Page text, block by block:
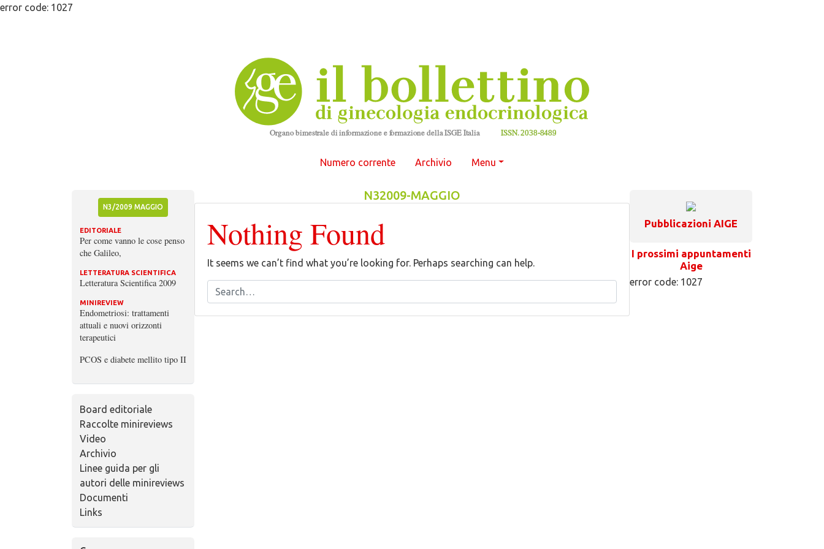
Skip
error code: 1027
Numero corrente Archivio Menu
N3/2009 MAGGIO
EDITORIALE
Per come vanno le cose penso
che Galileo,
LETTERATURA SCIENTIFICA
Letteratura Scientifica 2009
MINIREVIEW
Endometriosi: trattamenti
attuali e nuovi orizzonti
terapeutici
PCOS e diabete mellito tipo II
Board editoriale
Raccolte minireviews
Video
Archivio
Linee guida per gli
autori delle minireviews
Documenti
Links
N32009-MAGGIO
Nothing Found
It seems we can’t find what you’re looking for. Perhaps searching can help.
Pubblicazioni AIGE
I prossimi appuntamenti
Aige
error code: 1027